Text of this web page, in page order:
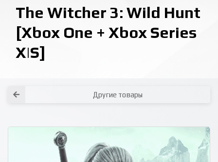
The Witcher 3: Wild Hunt
[Xbox One + Xbox Series
X|S]
Другие товары